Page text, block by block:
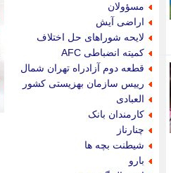
مسؤولان
اراضی آیش
لایحه شوراهای حل اختلاف
کمیته انضباطی AFC
قطعه دوم آزادراه تهران شمال
رییس سازمان بهزیستی کشور
العبادی
کارمندان بانک
چنارناز
شیطنت بچه ها
بارو